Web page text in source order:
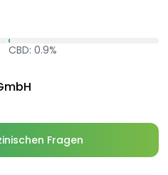
CBD: 0.9%
Fragen